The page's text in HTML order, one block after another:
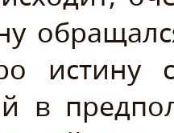
истину
в